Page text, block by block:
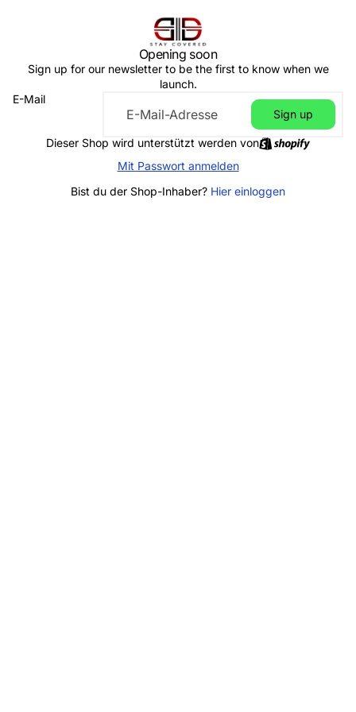
Opening soon
Sign up for our newsletter to be the first to know when we
launch.
E-Mail
Sign up
Dieser Shop wird unterstützt werden von
Mit Passwort anmelden
Bist du der Shop-Inhaber? Hier einloggen